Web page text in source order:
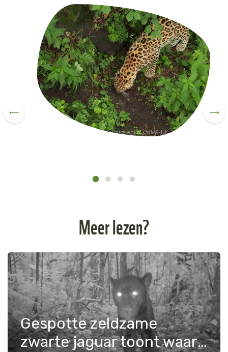
Shutterstock / Mariia Kalinichenko / WWF-UK
Meer lezen?
Gespotte zeldzame
zwarte jaguar toont waarom internationale jaguarcorridors cruciaal zijn